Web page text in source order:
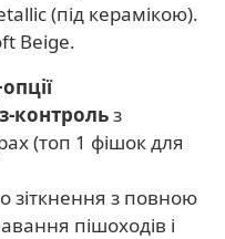
(під керамікою).
Beige.
контрольз
(топ 1 фішок для
зіткнення з повною
пішоходів і